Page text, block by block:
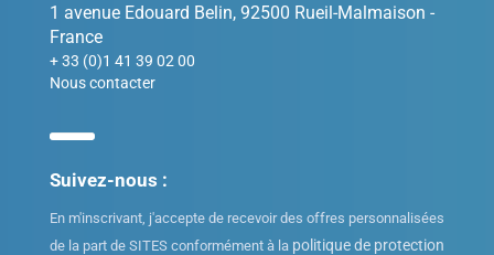
1 avenue Edouard Belin, 92500 Rueil-Malmaison -
France
+ 33 (0)1 41 39 02 00
Nous contacter
Suivez-nous :
En m'inscrivant, j'accepte de recevoir des offres personnalisées
de la part de SITES conformément à la politique de protection